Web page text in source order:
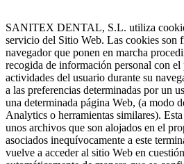
SANITEX DENTAL, S.L. utiliza
servicio del Sitio Web. Las cookies son
navegador que ponen en marcha
recogida de información personal con el
actividades del usuario durante su
a las preferencias determinadas por un
una determinada página Web, (a modo
Analytics o herramientas similares).
unos archivos que son alojados en el
asociados inequívocamente a este
vuelve a acceder al sitio Web en